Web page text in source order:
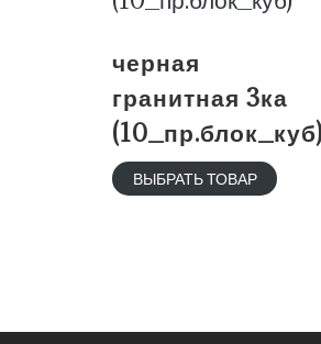
черная
гранитная 3ка
(10_пр.блок_куб)
ВЫБРАТЬ ТОВАР